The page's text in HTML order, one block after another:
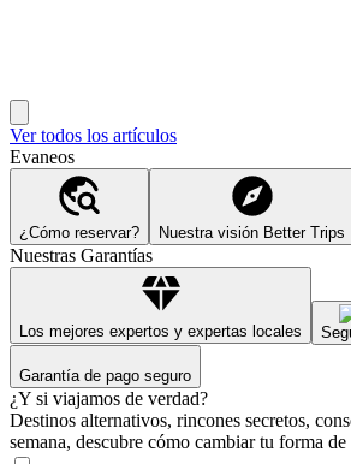
Ver todos los artículos
Evaneos
¿Cómo reservar? Nuestra visión Better Trips
Nuestras Garantías
Los mejores expertos y expertas locales
Garantía de pago seguro
¿Y si viajamos de verdad?
Destinos alternativos, rincones secretos,
semana, descubre cómo cambiar tu forma